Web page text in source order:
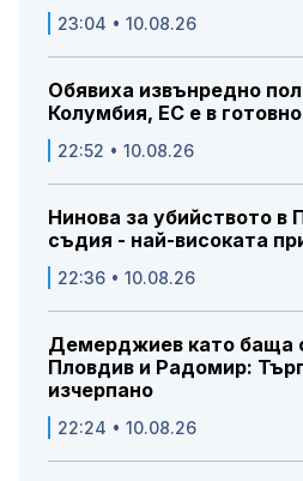
23:04 • 10.08.26
Обявиха извънредно
Колумбия, ЕС е в
22:52 • 10.08.26
Нинова за убийството в
съдия - най-високата
22:36 • 10.08.26
Демерджиев като баща
Пловдив и Радомир:
изчерпано
22:24 • 10.08.26